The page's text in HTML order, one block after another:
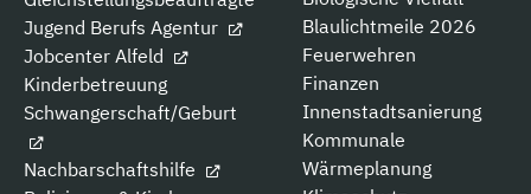
Jugend Berufs Agentur
Jobcenter Alfeld
Kinderbetreuung
Schwangerschaft/Geburt
Nachbarschaftshilfe
Blaulichtmeile 2026
Feuerwehren
Finanzen
Innenstadtsanierung
Kommunale
Wärmeplanung